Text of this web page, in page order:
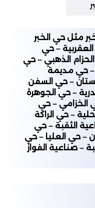
مثل حي الخبر
العقربية – حي
الذهبي – حي
– حي مديمة
– حي السفن
– حي الجوهرة
الخزامي – حي
– حي الراكة
الثقبة – حي
– حي العليا – حي
– صناعية الفواز